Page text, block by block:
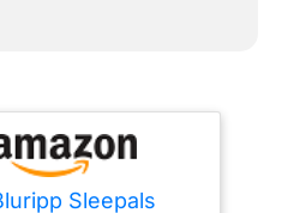
Sleepals